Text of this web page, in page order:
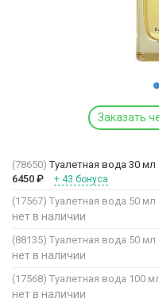
Заказать
(78650) Туалетная вода 30 мл
6450 ₽ + 43 бонуса
(17567) Туалетная вода 50 мл
нет в наличии
(88135) Туалетная вода 50 мл
нет в наличии
(17568) Туалетная вода 100
нет в наличии